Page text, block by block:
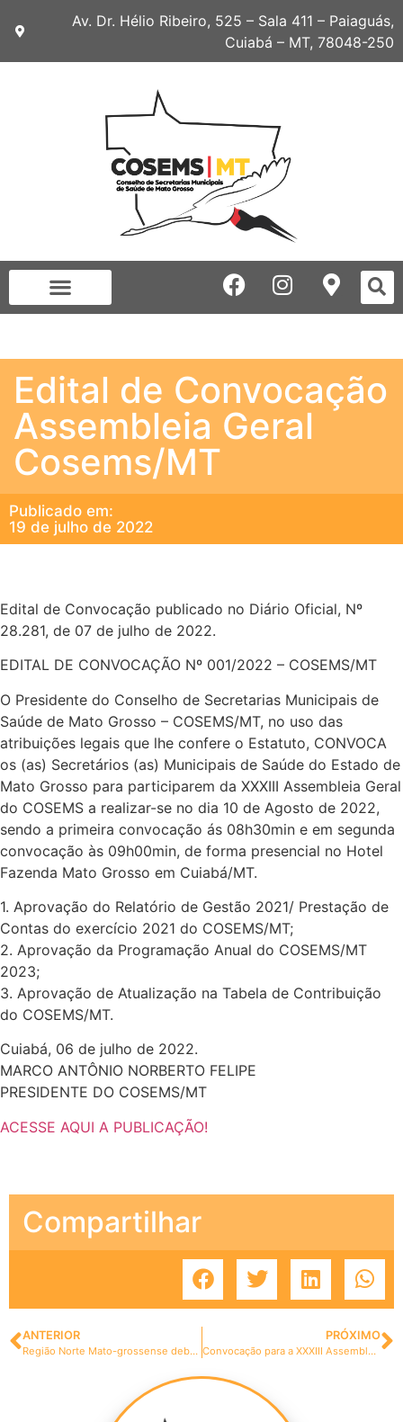
Av. Dr. Hélio Ribeiro, 525 – Sala 411 – Paiaguás,
Cuiabá – MT, 78048-250
Edital de Convocação
Assembleia Geral
Cosems/MT
Publicado em:
19 de julho de 2022
Edital de Convocação publicado no Diário Oficial, Nº
28.281, de 07 de julho de 2022.
EDITAL DE CONVOCAÇÃO Nº 001/2022 – COSEMS/MT
O Presidente do Conselho de Secretarias Municipais de
Saúde de Mato Grosso – COSEMS/MT, no uso das
atribuições legais que lhe confere o Estatuto, CONVOCA
os (as) Secretários (as) Municipais de Saúde do Estado de
Mato Grosso para participarem da XXXIII Assembleia Geral
do COSEMS a realizar-se no dia 10 de Agosto de 2022,
sendo a primeira convocação ás 08h30min e em segunda
convocação às 09h00min, de forma presencial no Hotel
Fazenda Mato Grosso em Cuiabá/MT.
1. Aprovação do Relatório de Gestão 2021/ Prestação de
Contas do exercício 2021 do COSEMS/MT;
2. Aprovação da Programação Anual do COSEMS/MT
2023;
3. Aprovação de Atualização na Tabela de Contribuição
do COSEMS/MT.
Cuiabá, 06 de julho de 2022.
MARCO ANTÔNIO NORBERTO FELIPE
PRESIDENTE DO COSEMS/MT
ACESSE AQUI A PUBLICAÇÃO!
Compartilhar
ANTERIOR
Região Norte Mato-grossense debate pautas em reuniões do CGM e CIR
PRÓXIMO
Convocação para a XXXIII Assembleia Geral